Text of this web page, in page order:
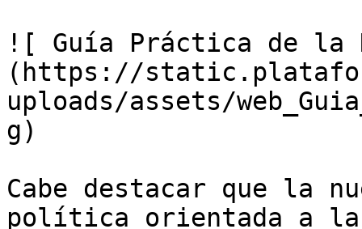
![ Guía Práctica de la
(https://
uploads/assets/
g)
Cabe destacar que la
política orientada a la